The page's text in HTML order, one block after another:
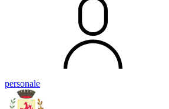
personale